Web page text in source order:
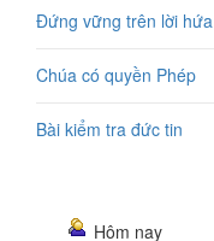
Đứng vững trên lời hứa
Chúa có quyền Phép
Bài kiểm tra đức tin
Hôm nay